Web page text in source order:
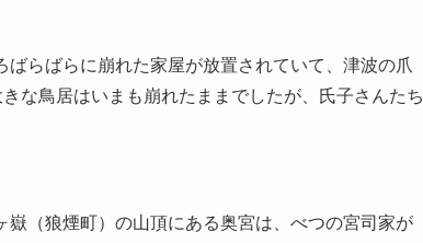
らばらに崩れた家屋が放置されていて、津波の爪
な鳥居はいまも崩れたままでしたが、氏子さんたち
（狼煙町）の山頂にある奥宮は、べつの宮司家が